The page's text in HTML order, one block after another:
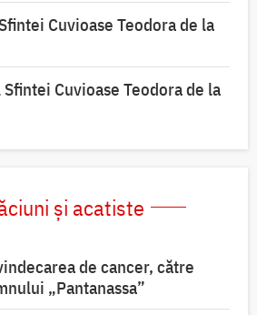
Cuvioase Teodora de la
Cuvioase Teodora de la
și acatiste
de cancer, către
„Pantanassa”